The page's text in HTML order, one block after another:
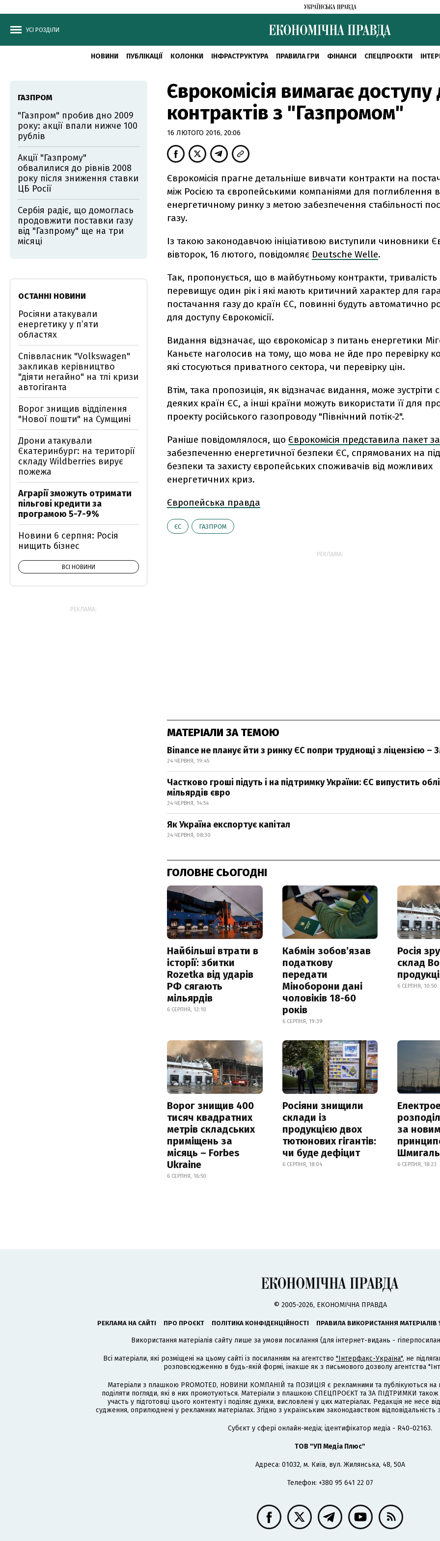
УСІ РОЗДІЛИ
НОВИНИ ПУБЛІКАЦІЇ КОЛОНКИ ІНФРАСТРУКТУРА ПРАВИЛА ГРИ ФІНАНСИ СПЕЦПРОЄКТИ
Єврокомісія вимагає доступу
контрактів з "Газпромом"
16 ЛЮТОГО 2016, 20:06
Єврокомісія прагне детальніше вивчати контракти на
між Росією та європейськими компаніями для поглиблення
енергетичному ринку з метою забезпечення стабільності
газу.
Із такою законодавчою ініціативою виступили чиновники
вівторок, 16 лютого, повідомляє Deutsche Welle.
Так, пропонується, що в майбутньому контракти, тривалість
перевищує один рік і які мають критичний характер для
постачання газу до країн ЄС, повинні будуть автоматично
для доступу Єврокомісії.
Видання відзначає, що єврокомісар з питань енергетики
Каньєте наголосив на тому, що мова не йде про перевірку
які стосуються приватного сектора, чи перевірку цін.
Втім, така пропозиція, як відзначає видання, може зустріти
деяких країн ЄС, а інші країни можуть використати її для
проекту російського газопроводу "Північний потік-2".
Раніше повідомлялося, що Єврокомісія представила пакет
забезпеченню енергетичної безпеки ЄС, спрямованих на
безпеки та захисту європейських споживачів від можливих
енергетичних криз.
Європейська правда
ЄС ГАЗПРОМ
РЕКЛАМА:
МАТЕРІАЛИ ЗА ТЕМОЮ
Binance не планує йти з ринку ЄС попри труднощі з ліцензією –
24 ЧЕРВНЯ, 19:45
Частково гроші підуть і на підтримку України: ЄС випустить
мільярдів євро
24 ЧЕРВНЯ, 14:54
Як Україна експортує капітал
24 ЧЕРВНЯ, 08:30
ГОЛОВНЕ СЬОГОДНІ
Найбільші втрати в
історії: збитки
Rozetka від ударів
РФ сягають
мільярдів
6 СЕРПНЯ, 12:10
Кабмін зобовʼязав
податкову
передати
Міноборони дані
чоловіків 18-60
років
6 СЕРПНЯ, 19:39
Росія
склад
6 СЕРПНЯ, 10:50
Ворог знищив 400
тисяч квадратних
метрів складських
приміщень за
місяць – Forbes
Ukraine
6 СЕРПНЯ, 16:50
Росіяни знищили
склади із
продукцією двох
тютюнових гігантів:
чи буде дефіцит
6 СЕРПНЯ, 18:04
за новим
Шмигаль
6 СЕРПНЯ, 18:23
ГАЗПРОМ
"Газпром" пробив дно 2009
року: акції впали нижче 100
рублів
Акції "Газпрому"
обвалилися до рівнів 2008
року після зниження ставки
ЦБ Росії
Сербія радіє, що домоглась
продовжити поставки газу
від "Газпрому" ще на три
місяці
ОСТАННІ НОВИНИ
Росіяни атакували
енергетику у пʼяти
областях
Співвласник "Volkswagen"
закликав керівництво
"діяти негайно" на тлі кризи
автогіганта
Ворог знищив відділення
"Нової пошти" на Сумщині
Дрони атакували
Єкатеринбург: на території
складу Wildberries вирує
пожежа
Аграрії зможуть отримати
пільгові кредити за
програмою 5-7-9%
Новини 6 серпня: Росія
нищить бізнес
ВСІ НОВИНИ
РЕКЛАМА:
© 2005-2026, ЕКОНОМІЧНА ПРАВДА
РЕКЛАМА НА САЙТІ ПРО ПРОЄКТ ПОЛІТИКА КОНФІДЕНЦІЙНОСТІ ПРАВИЛА ВИКОРИСТАННЯ МАТЕРІАЛІВ
Використання матеріалів сайту лише за умови посилання (для інтернет-видань -
Всі матеріали, які розміщені на цьому сайті із посиланням на агентство "Інтерфакс-Україна", не
розповсюдженню в будь-якій формі, інакше як з письмового дозволу агентства
Матеріали з плашкою PROMOTED, НОВИНИ КОМПАНІЙ та ПОЗИЦІЯ є рекламними та публікуються на
поділяти погляди, які в них промотуються. Матеріали з плашкою СПЕЦПРОЄКТ та ЗА ПІДТРИМКИ
участь у підготовці цього контенту і поділяє думки, висловлені у цих матеріалах. Редакція не несе
судження, оприлюднені у рекламних матеріалах. Згідно з українським законодавством
Cубєкт у сфері онлайн-медіа; ідентифікатор медіа - R40-02163.
ТОВ "УП Медіа Плюс"
Адреса: 01032, м. Київ, вул. Жилянська, 48, 50А
Телефон: +380 95 641 22 07